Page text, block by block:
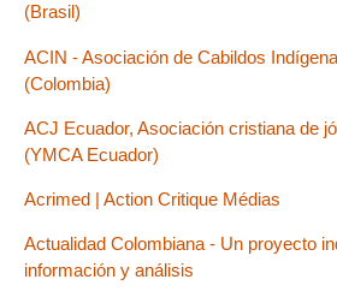
(Brasil)
ACIN - Asociación de Cabildos
(Colombia)
ACJ Ecuador, Asociación cristiana de
(YMCA Ecuador)
Acrimed | Action Critique Médias
Actualidad Colombiana - Un proyecto
información y análisis